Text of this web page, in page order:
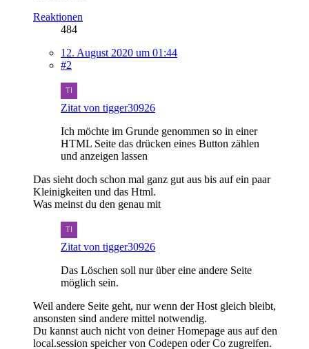
Reaktionen
484
12. August 2020 um 01:44
#2
Zitat von tigger30926
Ich möchte im Grunde genommen so in einer
HTML Seite das drücken eines Button zählen
und anzeigen lassen
Das sieht doch schon mal ganz gut aus bis auf ein paar
Kleinigkeiten und das Html.
Was meinst du den genau mit
Zitat von tigger30926
Das Löschen soll nur über eine andere Seite
möglich sein.
Weil andere Seite geht, nur wenn der Host gleich bleibt,
ansonsten sind andere mittel notwendig.
Du kannst auch nicht von deiner Homepage aus auf den
local.session speicher von Codepen oder Co zugreifen.